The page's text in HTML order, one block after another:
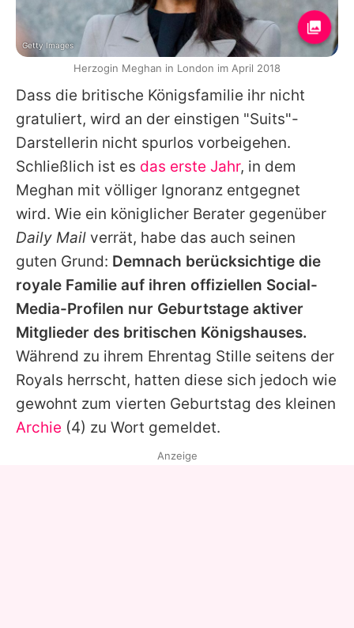
Dass die britische Königsfamilie ihr nicht
gratuliert, wird an der einstigen "Suits"-
Darstellerin nicht spurlos vorbeigehen.
Schließlich ist es das erste Jahr, in dem
Meghan mit völliger Ignoranz entgegnet
wird. Wie ein königlicher Berater gegenüber
Daily Mail verrät, habe das auch seinen
guten Grund: Demnach berücksichtige die
royale Familie auf ihren offiziellen Social-
Media-Profilen nur Geburtstage aktiver
Mitglieder des britischen Königshauses.
Während zu ihrem Ehrentag Stille seitens der
Royals herrscht, hatten diese sich jedoch wie
gewohnt zum vierten Geburtstag des kleinen
Archie (4) zu Wort gemeldet.
Getty Images
Herzogin Meghan in London im April 2018
Anzeige